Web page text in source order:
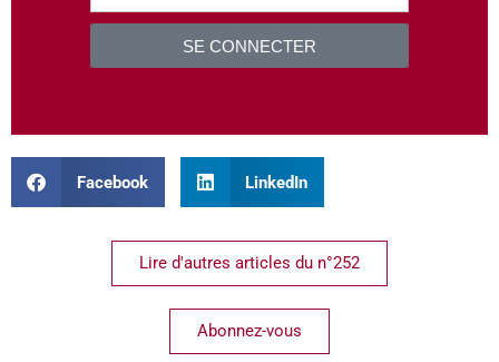
SE CONNECTER
Facebook LinkedIn
Lire d'autres articles du n°252
Abonnez-vous